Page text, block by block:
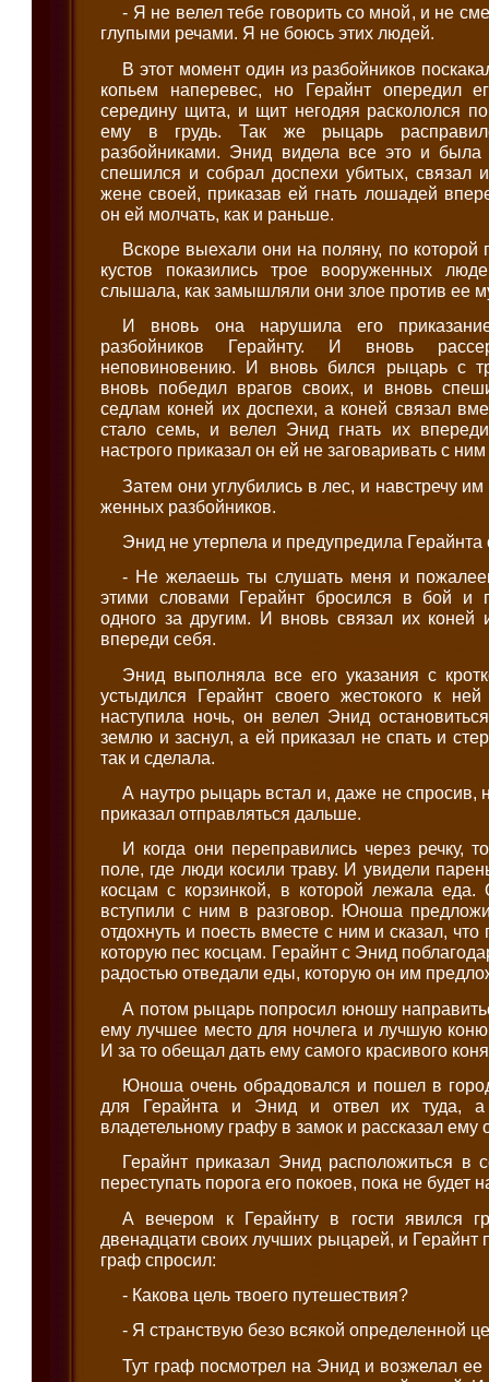
- Я не велел тебе говорить со мной, и не
глупыми речами. Я не боюсь этих людей.
В этот момент один из разбойников
копьем наперевес, но Герайнт опередил
середину щита, и щит негодяя раскололся
ему в грудь. Так же рыцарь
разбойниками. Энид видела все это и была
спешился и собрал доспехи убитых, связал
жене своей, приказав ей гнать лошадей
он ей молчать, как и раньше.
Вскоре выехали они на поляну, по которой
кустов показились трое вооруженных
слышала, как замышляли они злое против ее
И вновь она нарушила его
разбойников Герайнту. И вновь
неповиновению. И вновь бился рыцарь с
вновь победил врагов своих, и вновь
седлам коней их доспехи, а коней связал
стало семь, и велел Энид гнать их
настрого приказал он ей не заговаривать с
Затем они углубились в лес, и навстречу
женных разбойников.
Энид не утерпела и предупредила Герайнта
- Не желаешь ты слушать меня и
этими словами Герайнт бросился в бой и
одного за другим. И вновь связал их коней
впереди себя.
Энид выполняла все его указания с
устыдился Герайнт своего жестокого к
наступила ночь, он велел Энид
землю и заснул, а ей приказал не спать и
так и сделала.
А наутро рыцарь встал и, даже не спросив,
приказал отправляться дальше.
И когда они переправились через речку,
поле, где люди косили траву. И увидели
косцам с корзинкой, в которой лежала еда.
вступили с ним в разговор. Юноша
отдохнуть и поесть вместе с ним и сказал, что
которую пес косцам. Герайнт с Энид
радостью отведали еды, которую он им
А потом рыцарь попросил юношу
ему лучшее место для ночлега и лучшую
И за то обещал дать ему самого красивого
Юноша очень обрадовался и пошел в
для Герайнта и Энид и отвел их туда, а
владетельному графу в замок и рассказал
Герайнт приказал Энид расположиться в
переступать порога его покоев, пока не будет
А вечером к Герайнту в гости явился
двенадцати своих лучших рыцарей, и Герайнт
граф спросил:
- Какова цель твоего путешествия?
- Я странствую безо всякой определенной
Тут граф посмотрел на Энид и возжелал ее